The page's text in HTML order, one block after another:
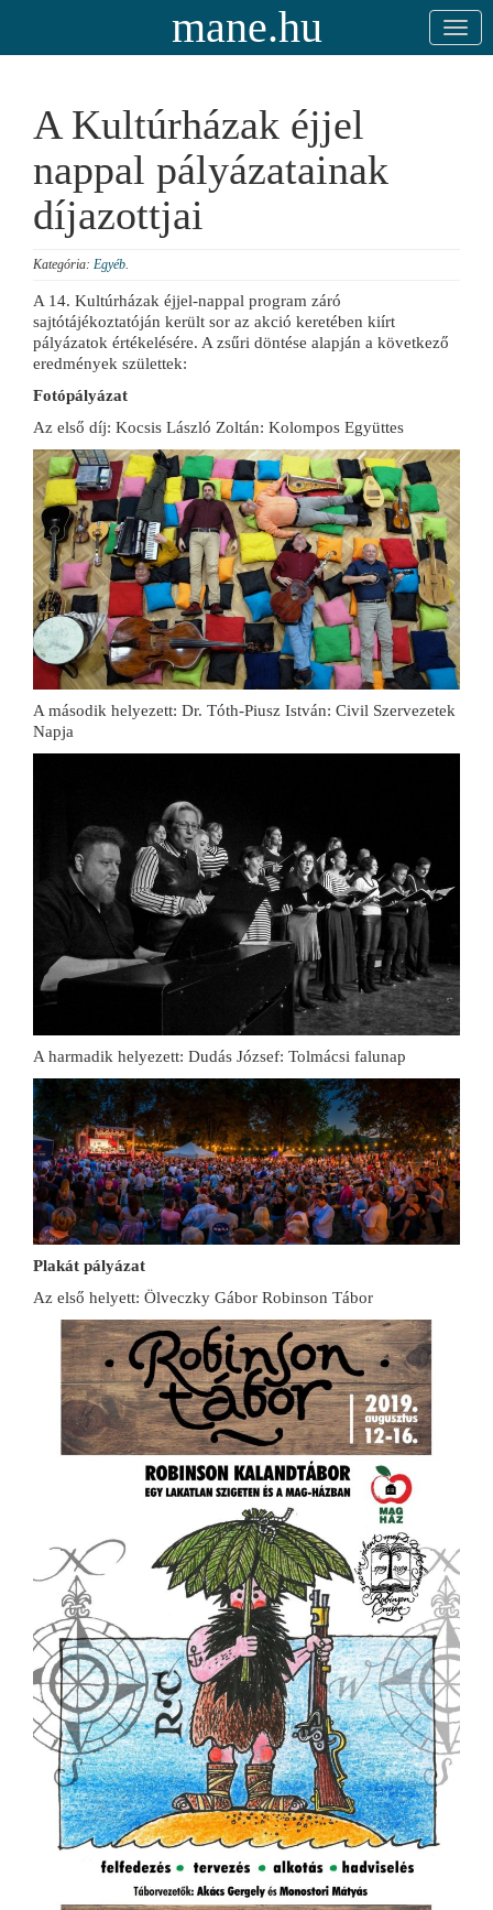
mane.hu
A Kultúrházak éjjel
nappal pályázatainak
díjazottjai
Kategória: Egyéb.
A 14. Kultúrházak éjjel-nappal program záró
sajtótájékoztatóján került sor az akció keretében kiírt
pályázatok értékelésére. A zsűri döntése alapján a következő
eredmények születtek:
Fotópályázat
Az első díj: Kocsis László Zoltán: Kolompos Együttes
A második helyezett: Dr. Tóth-Piusz István: Civil Szervezetek
Napja
A harmadik helyezett: Dudás József: Tolmácsi falunap
Plakát pályázat
Az első helyett: Ölveczky Gábor Robinson Tábor